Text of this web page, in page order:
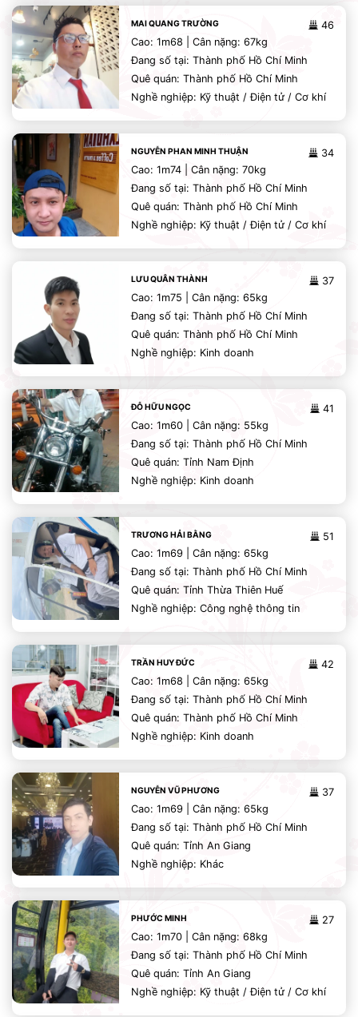
46
MAI QUANG TRƯỜNG
Cao: 1m68 | Cân nặng: 67kg
Đang số tại: Thành phố Hồ Chí Minh
Quê quán: Thành phố Hồ Chí Minh
Nghề nghiệp: Kỹ thuật / Điện tử / Cơ khí
34
NGUYỄN PHAN MINH THUẬN
Cao: 1m74 | Cân nặng: 70kg
Đang số tại: Thành phố Hồ Chí Minh
Quê quán: Thành phố Hồ Chí Minh
Nghề nghiệp: Kỹ thuật / Điện tử / Cơ khí
37
LƯU QUÂN THÀNH
Cao: 1m75 | Cân nặng: 65kg
Đang số tại: Thành phố Hồ Chí Minh
Quê quán: Thành phố Hồ Chí Minh
Nghề nghiệp: Kinh doanh
41
ĐỖ HỮU NGỌC
Cao: 1m60 | Cân nặng: 55kg
Đang số tại: Thành phố Hồ Chí Minh
Quê quán: Tỉnh Nam Định
Nghề nghiệp: Kinh doanh
51
TRƯƠNG HẢI BẰNG
Cao: 1m69 | Cân nặng: 65kg
Đang số tại: Thành phố Hồ Chí Minh
Quê quán: Tỉnh Thừa Thiên Huế
Nghề nghiệp: Công nghệ thông tin
42
TRẦN HUY ĐỨC
Cao: 1m68 | Cân nặng: 65kg
Đang số tại: Thành phố Hồ Chí Minh
Quê quán: Thành phố Hồ Chí Minh
Nghề nghiệp: Kinh doanh
37
NGUYỄN VŨ PHƯƠNG
Cao: 1m69 | Cân nặng: 65kg
Đang số tại: Thành phố Hồ Chí Minh
Quê quán: Tỉnh An Giang
Nghề nghiệp: Khác
27
PHƯỚC MINH
Cao: 1m70 | Cân nặng: 68kg
Đang số tại: Thành phố Hồ Chí Minh
Quê quán: Tỉnh An Giang
Nghề nghiệp: Kỹ thuật / Điện tử / Cơ khí